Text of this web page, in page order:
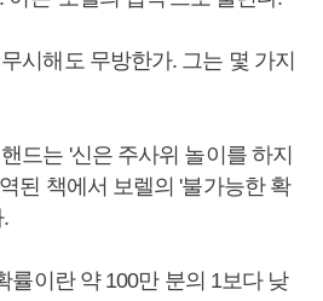
시해도 무방한가. 그는 몇 가지
드는 '신은 주사위 놀이를 하지
된 책에서 보렐의 '불가능한 확
률이란 약 100만 분의 1보다 낮